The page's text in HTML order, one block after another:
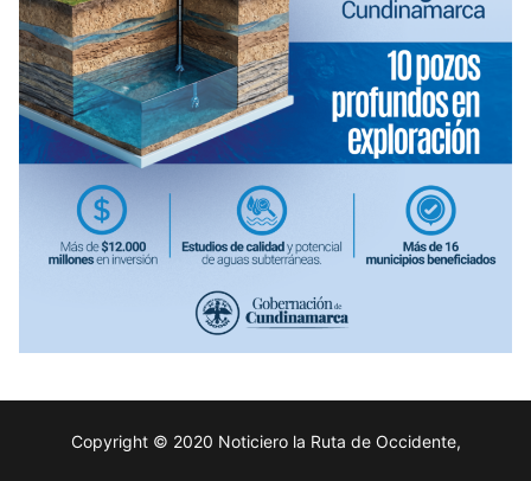
Copyright © 2020 Noticiero la Ruta de Occidente,